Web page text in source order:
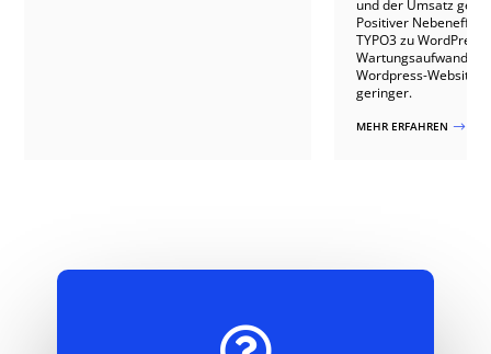
und der Umsatz
Positiver
TYPO3 zu
Wartungsaufwand
Wordpress-Website
geringer.
MEHR ERFAHREN $